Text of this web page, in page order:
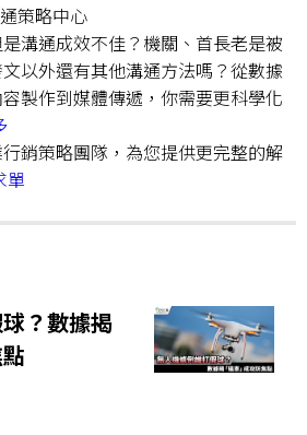
策略中心
溝通成效不佳？機關、首長老是被
以外還有其他溝通方法嗎？從數據
製作到媒體傳遞，你需要更科學化
銷策略團隊，為您提供更完整的解
單
？數據揭